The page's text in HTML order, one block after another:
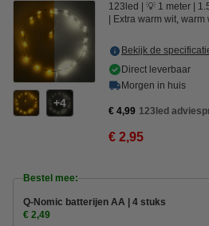
4
123led 💡 1 meter
Extra warm wit, warm
Bekijk de
Direct leverbaar
Morgen in huis
€ 4,99 123led
€ 2,95
Bestel mee:
Q-Nomic batterijen AA | 4 stuks
€ 2,49